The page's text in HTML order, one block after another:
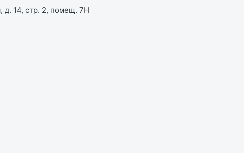
д. 14, стр. 2, помещ. 7Н